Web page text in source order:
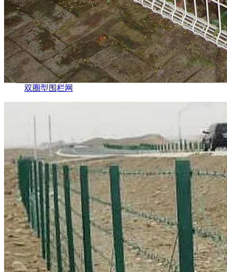
双圈型围栏网